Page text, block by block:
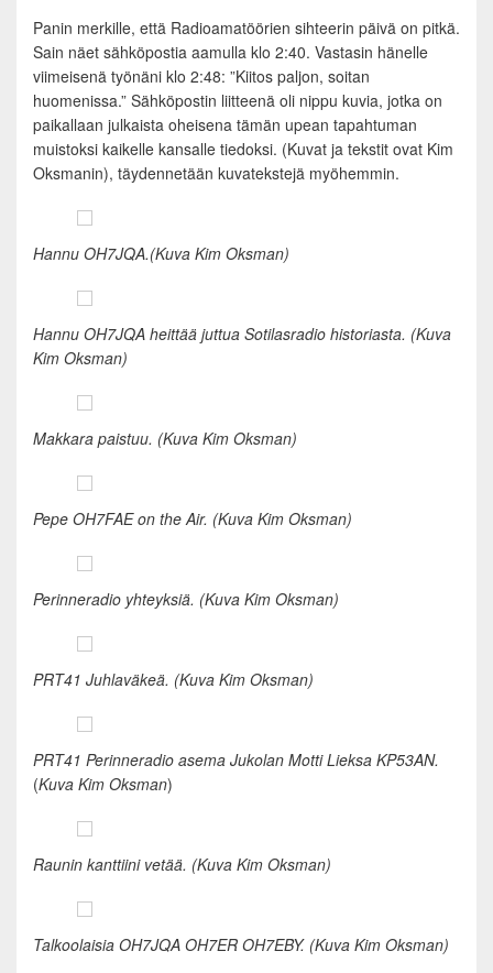
Panin merkille, että Radioamatöörien sihteerin päivä on pitkä.
Sain näet sähköpostia aamulla klo 2:40. Vastasin hänelle
viimeisenä työnäni klo 2:48: ”Kiitos paljon, soitan
huomenissa.” Sähköpostin liitteenä oli nippu kuvia, jotka on
paikallaan julkaista oheisena tämän upean tapahtuman
muistoksi kaikelle kansalle tiedoksi. (Kuvat ja tekstit ovat Kim
Oksmanin), täydennetään kuvatekstejä myöhemmin.
Hannu OH7JQA.(Kuva Kim Oksman)
Hannu OH7JQA heittää juttua Sotilasradio historiasta. (Kuva
Kim Oksman)
Makkara paistuu. (Kuva Kim Oksman)
Pepe OH7FAE on the Air. (Kuva Kim Oksman)
Perinneradio yhteyksiä. (Kuva Kim Oksman)
PRT41 Juhlaväkeä. (Kuva Kim Oksman)
PRT41 Perinneradio asema Jukolan Motti Lieksa KP53AN.
(Kuva Kim Oksman)
Raunin kanttiini vetää. (Kuva Kim Oksman)
Talkoolaisia OH7JQA OH7ER OH7EBY. (Kuva Kim Oksman)